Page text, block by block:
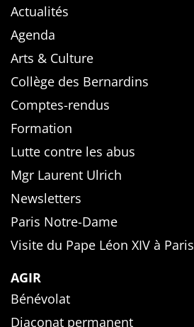
Actualités
Agenda
Arts & Culture
Collège des Bernardins
Comptes-rendus
Formation
Lutte contre les abus
Mgr Laurent Ulrich
Newsletters
Paris Notre-Dame
Visite du Pape Léon XIV à Paris
AGIR
Bénévolat
Diaconat permanent